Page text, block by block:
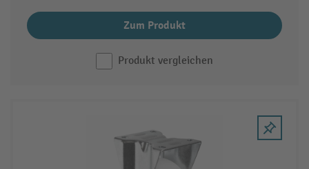
Zum Produkt
Produkt vergleichen